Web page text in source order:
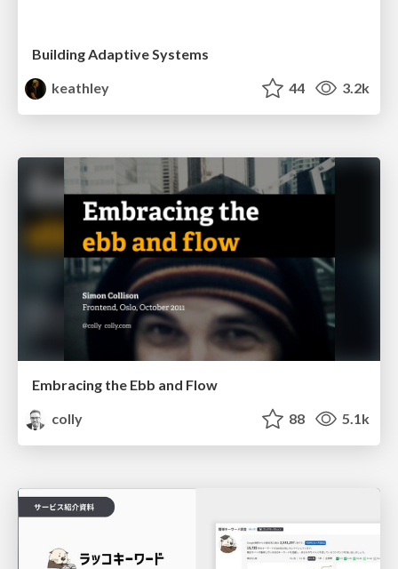
Building Adaptive Systems
keathley
44 3.2k
Embracing the Ebb and Flow
colly
88 5.1k